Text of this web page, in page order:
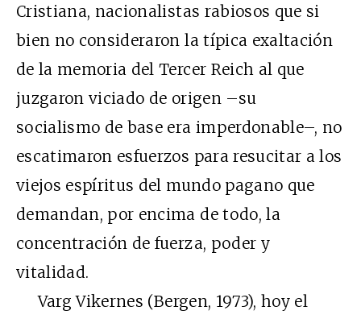
Cristiana, nacionalistas rabiosos que si
bien no consideraron la típica exaltación
de la memoria del Tercer Reich al que
juzgaron viciado de origen –su
socialismo de base era imperdonable–, no
escatimaron esfuerzos para resucitar a los
viejos espíritus del mundo pagano que
demandan, por encima de todo, la
concentración de fuerza, poder y
vitalidad.
Varg Vikernes (Bergen, 1973), hoy el